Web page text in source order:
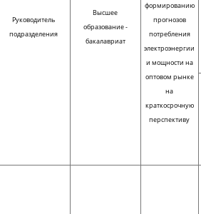
Руководитель
подразделения
Высшее
образование -
бакалавриат
формированию
прогнозов
потребления
электроэнергии
и мощности на
оптовом рынке
на
краткосрочную
перспективу